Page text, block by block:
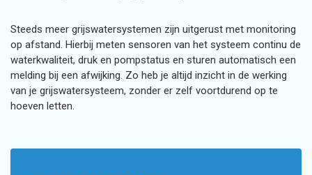
Steeds meer grijswatersystemen zijn uitgerust met monitoring
op afstand. Hierbij meten sensoren van het systeem continu de
waterkwaliteit, druk en pompstatus en sturen automatisch een
melding bij een afwijking. Zo heb je altijd inzicht in de werking
van je grijswatersysteem, zonder er zelf voortdurend op te
hoeven letten.